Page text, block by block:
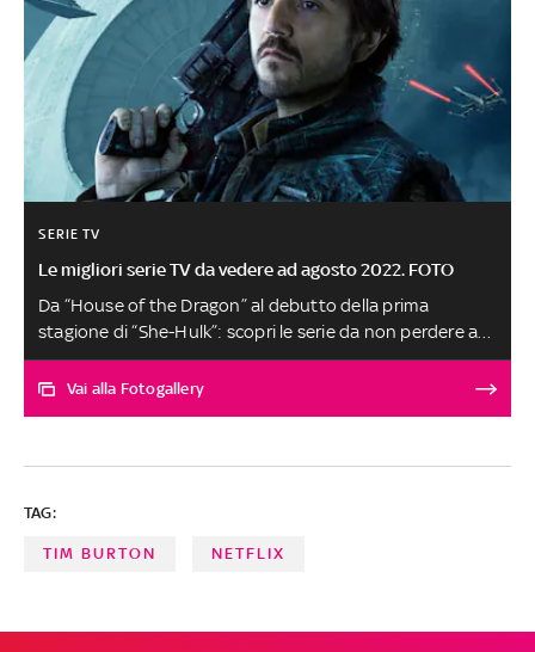
SERIE TV
Le migliori serie TV da vedere ad agosto 2022. FOTO
Da “House of the Dragon” al debutto della prima
stagione di “She-Hulk”: scopri le serie da non perdere ad
agosto
Vai alla Fotogallery
TAG:
TIM BURTON NETFLIX